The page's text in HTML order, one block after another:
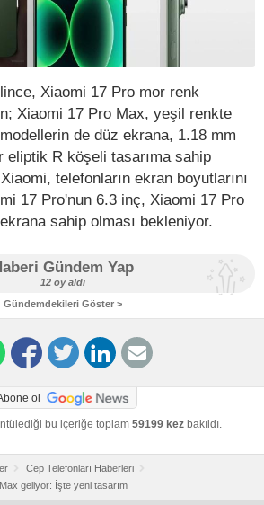
Xiaomi 17 Pro mor renk
Xiaomi 17 Pro Max, yeşil renkte
de düz ekrana, 1.18 mm
eliptik R köşeli tasarıma sahip
telefonların ekran boyutlarını
17 Pro'nun 6.3 inç, Xiaomi 17 Pro
sahip olması bekleniyor.
Gündem Yap
12 oy aldı
Gündemdekileri Göster >
ol
bu içeriğe toplam 59199 kez bakıldı.
Cep Telefonları Haberleri
geliyor: İşte yeni tasarım